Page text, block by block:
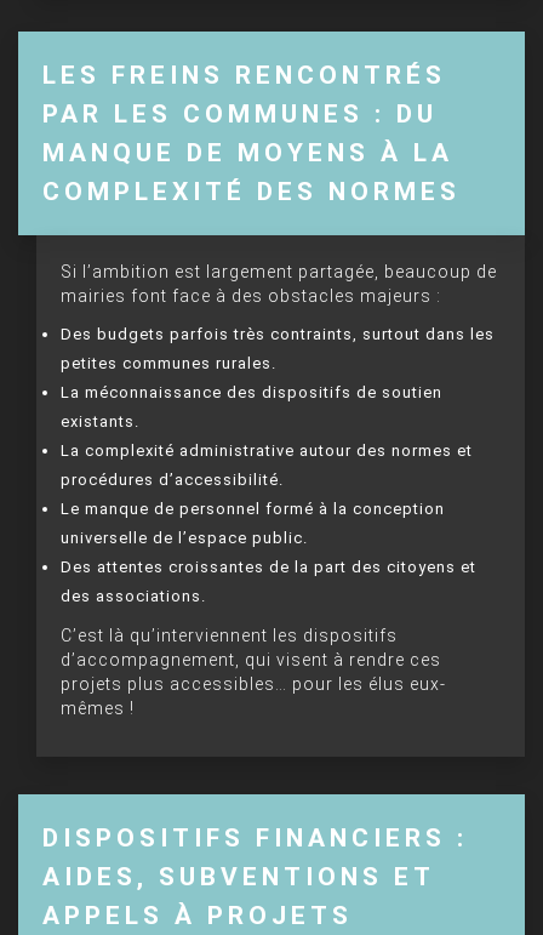
LES FREINS RENCONTRÉS
PAR LES COMMUNES : DU
MANQUE DE MOYENS À LA
COMPLEXITÉ DES NORMES
Si l’ambition est largement partagée, beaucoup de
mairies font face à des obstacles majeurs :
Des budgets parfois très contraints, surtout dans les
petites communes rurales.
La méconnaissance des dispositifs de soutien
existants.
La complexité administrative autour des normes et
procédures d’accessibilité.
Le manque de personnel formé à la conception
universelle de l’espace public.
Des attentes croissantes de la part des citoyens et
des associations.
C’est là qu’interviennent les dispositifs
d’accompagnement, qui visent à rendre ces
projets plus accessibles… pour les élus eux-
mêmes !
DISPOSITIFS FINANCIERS :
AIDES, SUBVENTIONS ET
APPELS À PROJETS